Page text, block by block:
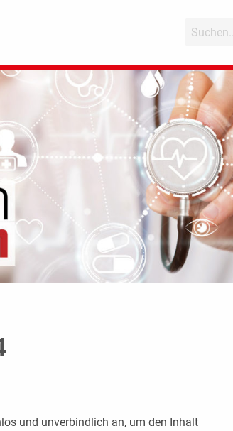
und unverbindlich an, um den Inhalt